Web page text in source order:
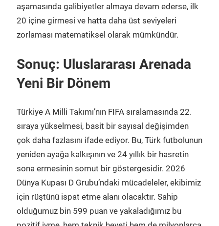
aşamasında galibiyetler almaya devam ederse, ilk
20 içine girmesi ve hatta daha üst seviyeleri
zorlaması matematiksel olarak mümkündür.
Sonuç: Uluslararası Arenada
Yeni Bir Dönem
Türkiye A Milli Takımı’nın FIFA sıralamasında 22.
sıraya yükselmesi, basit bir sayısal değişimden
çok daha fazlasını ifade ediyor. Bu, Türk futbolunun
yeniden ayağa kalkışının ve 24 yıllık bir hasretin
sona ermesinin somut bir göstergesidir. 2026
Dünya Kupası D Grubu’ndaki mücadeleler, ekibimiz
için rüştünü ispat etme alanı olacaktır. Sahip
olduğumuz bin 599 puan ve yakaladığımız bu